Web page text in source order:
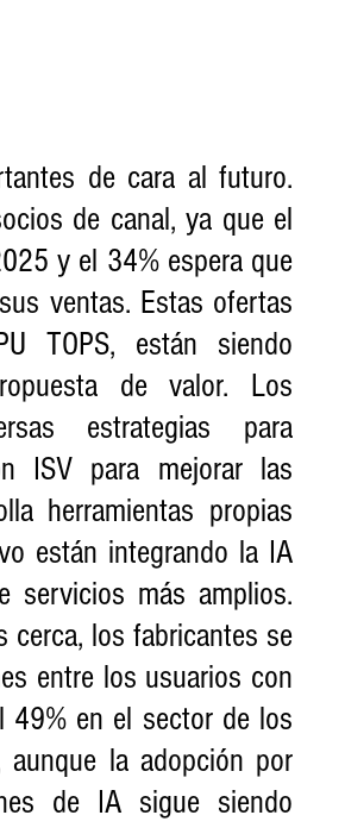
de cara al futuro.
de canal, ya que el
y el 34% espera que
ventas. Estas ofertas
TOPS, están siendo
de valor. Los
estrategias para
ISV para mejorar las
herramientas propias
están integrando la IA
servicios más amplios.
cerca, los fabricantes se
entre los usuarios con
49% en el sector de los
la adopción por
de IA sigue siendo